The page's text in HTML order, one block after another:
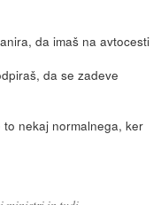
da imaš na avtocesti
da se zadeve
nekaj normalnega, ker